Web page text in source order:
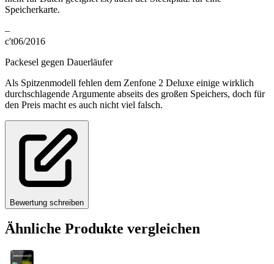
Speicherkarte.
–
c't06/2016
Packesel gegen Dauerläufer
Als Spitzenmodell fehlen dem Zenfone 2 Deluxe einige wirklich
durchschlagende Argumente abseits des großen Speichers, doch für
den Preis macht es auch nicht viel falsch.
Bewertung schreiben
Ähnliche Produkte vergleichen